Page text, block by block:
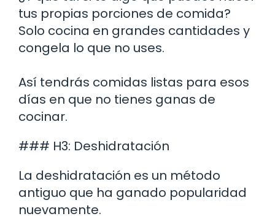
tus propias porciones de comida?
Solo cocina en grandes cantidades y
congela lo que no uses.
Así tendrás comidas listas para esos
días en que no tienes ganas de
cocinar.
### H3: Deshidratación
La deshidratación es un método
antiguo que ha ganado popularidad
nuevamente.